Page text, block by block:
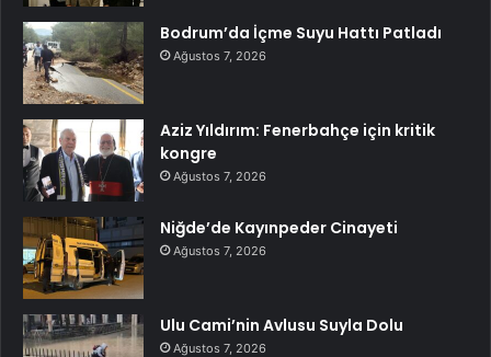
Bodrum’da İçme Suyu Hattı Patladı
Ağustos 7, 2026
Aziz Yıldırım: Fenerbahçe için kritik
kongre
Ağustos 7, 2026
Niğde’de Kayınpeder Cinayeti
Ağustos 7, 2026
Ulu Cami’nin Avlusu Suyla Dolu
Ağustos 7, 2026